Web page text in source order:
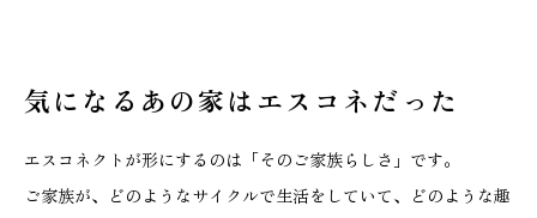
気になるあの家はエスコネだった
エスコネクトが形にするのは「そのご家族らしさ」です。
ご家族が、どのようなサイクルで生活をしていて、どのような趣